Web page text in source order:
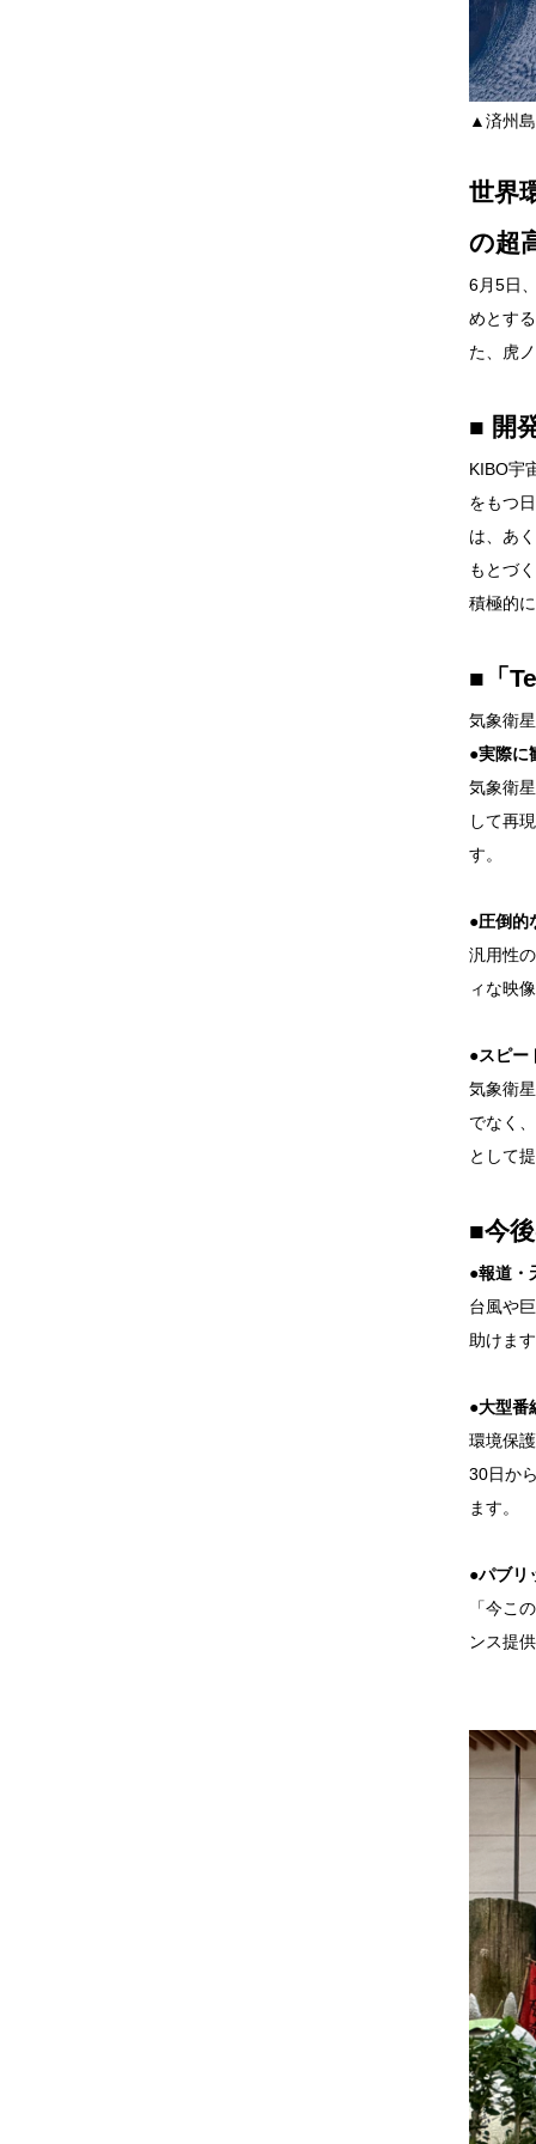
▲済州
世界
の超
6月5日
めとす
た、虎
■ 開
KIBO宇
をもつ
は、あ
もとづ
積極的
■「
気象衛
●実際に
気象衛
して再
す。
●圧倒的
汎用性
ィな映
●スピー
気象衛
でなく
として
■今
●報道・
台風や
助けま
●大型番
環境保
30日か
ます。
●パブリ
「今こ
ンス提